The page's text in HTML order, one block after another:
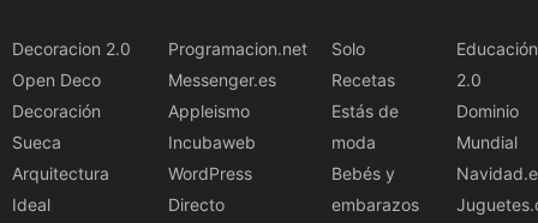
Decoracion 2.0
Open Deco
Decoración
Sueca
Arquitectura
Ideal
Programacion.net
Messenger.es
Appleismo
Incubaweb
WordPress
Directo
Solo
Recetas
Estás de
moda
Bebés y
embarazos
Educación
2.0
Dominio
Mundial